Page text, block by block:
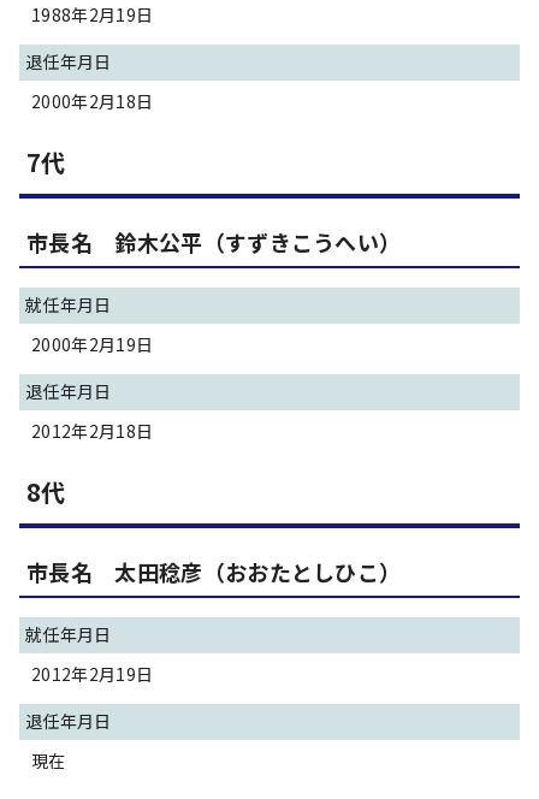
1988年2月19日
退任年月日
2000年2月18日
7代
市長名 鈴木公平（すずきこうへい）
就任年月日
2000年2月19日
退任年月日
2012年2月18日
8代
市長名 太田稔彦（おおたとしひこ）
就任年月日
2012年2月19日
退任年月日
現在